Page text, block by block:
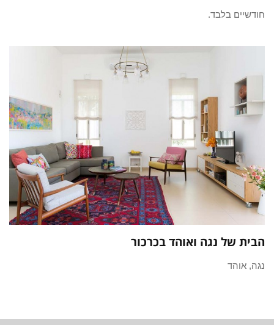
חודשיים בלבד.
הבית של נגה ואוהד בכרכור
נגה, אוהד